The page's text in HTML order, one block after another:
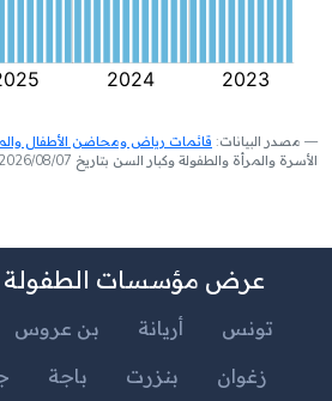
مصدر البيانات: قائمات رياض ومحاضن الأطفال
الأسرة والمرأة والطفولة وكبار السن بتاريخ 2026/08/07 على الساعة 16:31
عرض مؤسسات الطفولة
تونس أريانة بن عروس
زغوان
بنزرت باجة